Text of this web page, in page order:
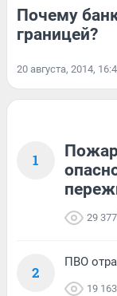
Почему
границей?
20 августа, 2014,
1
29 377
2
ПВО
19 163